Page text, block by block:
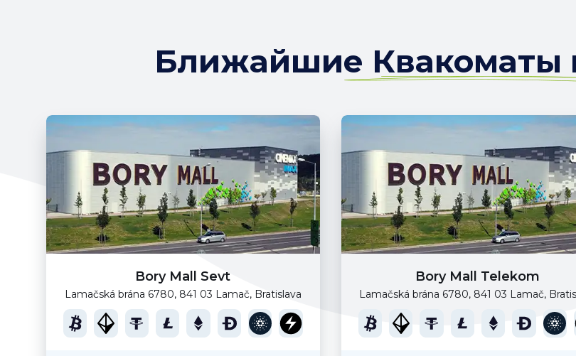
Ближайшие Квакоматы
Bory Mall Sevt
Lamačská brána 6780, 841 03 Lamač, Bratislava
Bory Mall Telekom
Lamačská brána 6780, 841 03 Lamač,